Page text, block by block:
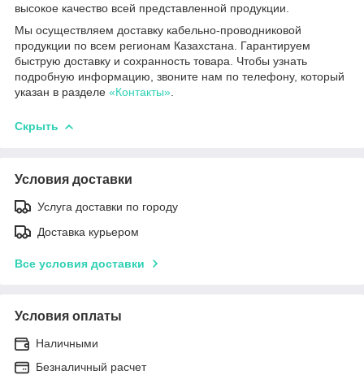
высокое качество всей представленной продукции.
Мы осуществляем доставку кабельно-проводниковой
продукции по всем регионам Казахстана. Гарантируем
быструю доставку и сохранность товара. Чтобы узнать
подробную информацию, звоните нам по телефону, который
указан в разделе «Контакты»
Скрыть
Условия доставки
Услуга доставки по городу
Доставка курьером
Все условия доставки
Условия оплаты
Наличными
Безналичный расчет